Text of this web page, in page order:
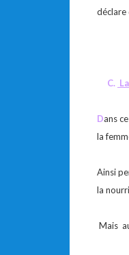
déclare
C.
Dans
la
Ainsi
la
Mais